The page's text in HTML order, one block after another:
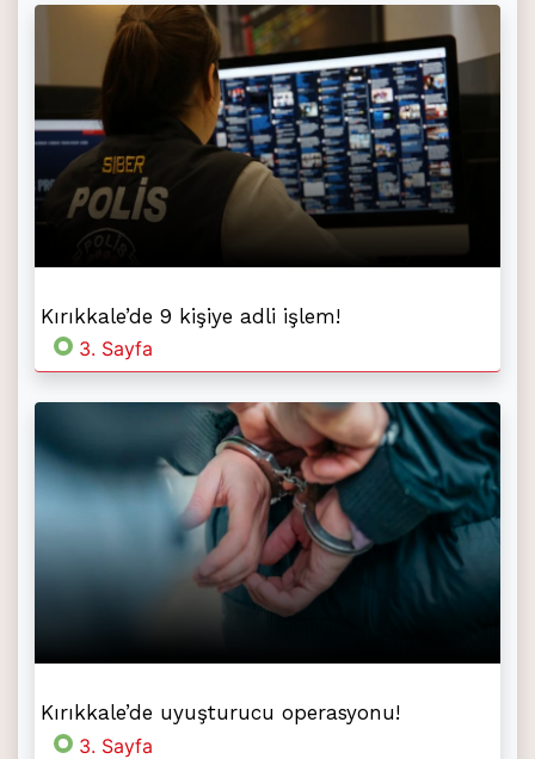
Kırıkkale’de 9 kişiye adli işlem!
3. Sayfa
Kırıkkale’de uyuşturucu operasyonu!
3. Sayfa